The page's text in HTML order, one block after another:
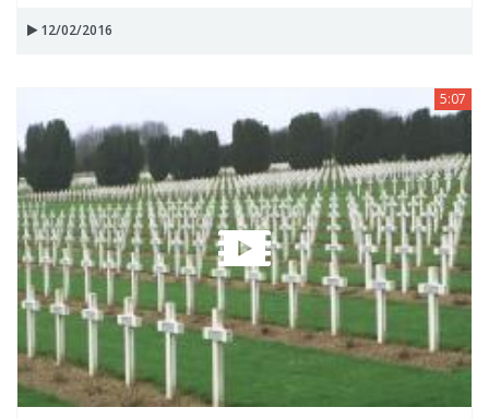
12/02/2016
5:07